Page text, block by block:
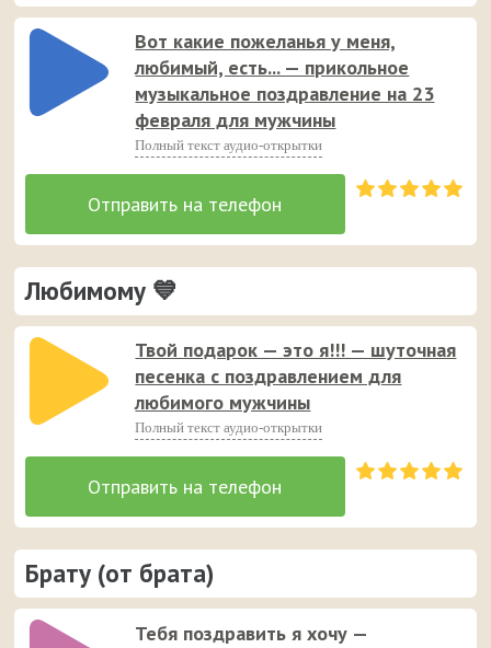
Вот какие пожеланья у меня,
любимый, есть... — прикольное
музыкальное поздравление на 23
февраля для мужчины
Полный текст аудио-открытки
Любимому 💙
Твой подарок — это я!!! — шуточная
песенка с поздравлением для
любимого мужчины
Полный текст аудио-открытки
Брату (от брата)
Тебя поздравить я хочу —